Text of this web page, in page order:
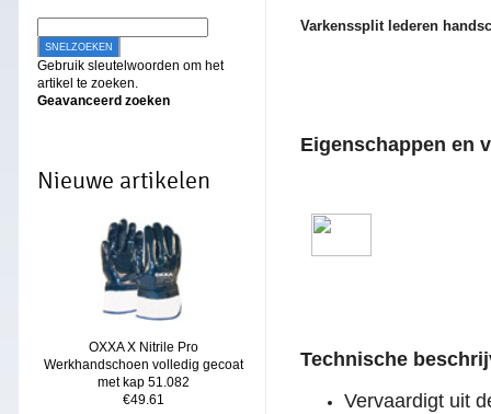
SNELZOEKEN
Gebruik sleutelwoorden om het
artikel te zoeken.
Geavanceerd zoeken
Nieuwe artikelen
OXXA X Nitrile Pro
Werkhandschoen volledig gecoat
met kap 51.082
€49.61
Varkenssplit lederen
Eigenschappen en
Technische
Vervaardigt uit